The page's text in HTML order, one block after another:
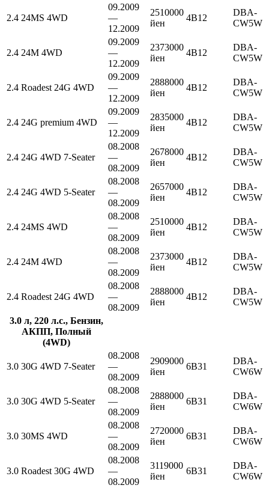
2.4 24MS 4WD
09.2009
—
12.2009
2510000
йен
4B12
DBA-
CW5W
2.4 24M 4WD
09.2009
—
12.2009
2373000
йен
4B12
DBA-
CW5W
2.4 Roadest 24G 4WD
09.2009
—
12.2009
2888000
йен
4B12
DBA-
CW5W
2.4 24G premium 4WD
09.2009
—
12.2009
2835000
йен
4B12
DBA-
CW5W
2.4 24G 4WD 7-Seater
08.2008
—
08.2009
2678000
йен
4B12
DBA-
CW5W
2.4 24G 4WD 5-Seater
08.2008
—
08.2009
2657000
йен
4B12
DBA-
CW5W
2.4 24MS 4WD
08.2008
—
08.2009
2510000
йен
4B12
DBA-
CW5W
2.4 24M 4WD
08.2008
—
08.2009
2373000
йен
4B12
DBA-
CW5W
2.4 Roadest 24G 4WD
08.2008
—
08.2009
2888000
йен
4B12
DBA-
CW5W
3.0 л, 220 л.с., Бензин,
АКПП, Полный
(4WD)
3.0 30G 4WD 7-Seater
08.2008
—
08.2009
2909000
йен
6B31
DBA-
CW6W
3.0 30G 4WD 5-Seater
08.2008
—
08.2009
2888000
йен
6B31
DBA-
CW6W
3.0 30MS 4WD
08.2008
—
08.2009
2720000
йен
6B31
DBA-
CW6W
3.0 Roadest 30G 4WD
08.2008
—
08.2009
3119000
йен
6B31
DBA-
CW6W